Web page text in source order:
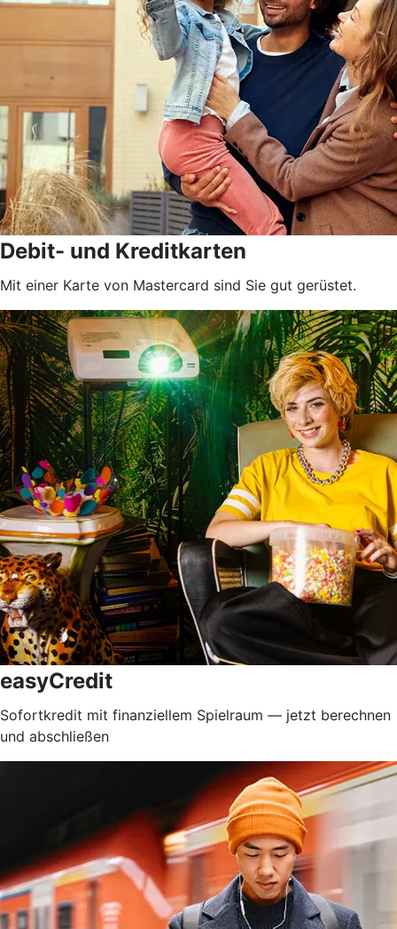
Debit- und Kreditkarten
Mit einer Karte von Mastercard sind Sie gut gerüstet.
easyCredit
Sofortkredit mit finanziellem Spielraum — jetzt berechnen
und abschließen